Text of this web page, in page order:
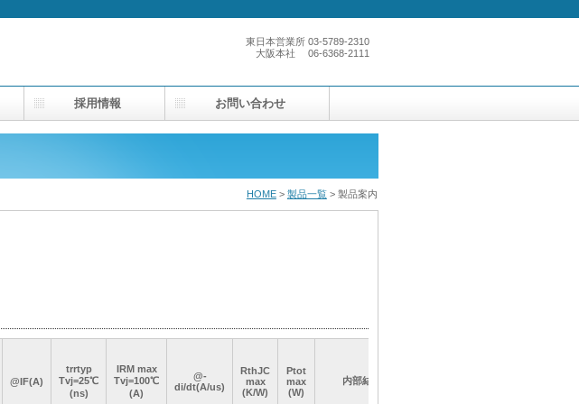
東日本営業所 03-5789-2310
大阪本社 06-6368-2111
HOME> 製品一覧> 製品案内
@IF(A)
trrtyp
Tvj=25℃
(ns)
IRM max
Tvj=100℃
(A)
@-
di/dt(A/us)
RthJC
max
(K/W)
Ptot
max
(W)
内部結線
@IF(A)
trrtyp
Tvj=25℃
(ns)
IRM max
Tvj=100℃
(A)
@-
di/dt(A/us)
RthJC
max
(K/W)
Ptot
max
(W)
内部結線
@IF(A)
trrtyp
Tvj=25℃
(ns)
IRM max
Tvj=100℃
(A)
@-
di/dt(A/us)
RthJC
max
(K/W)
Ptot
max
(W)
内部結線
@IF(A)
trrtyp
Tvj=25℃
(ns)
IRM max
Tvj=100℃
(A)
@-
di/dt(A/us)
RthJC
max
(K/W)
Ptot
max
(W)
内部結線
採用情報 お問い合わせ